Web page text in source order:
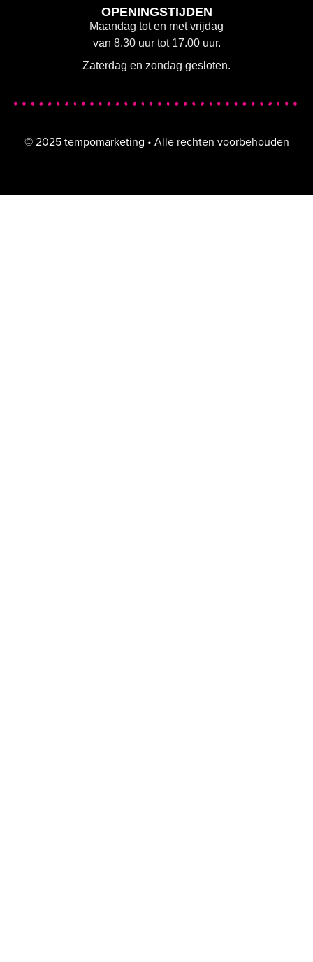
OPENINGSTIJDEN
Maandag tot en met vrijdag
van 8.30 uur tot 17.00 uur.
Zaterdag en zondag gesloten.
© 2025 tempomarketing • Alle rechten voorbehouden